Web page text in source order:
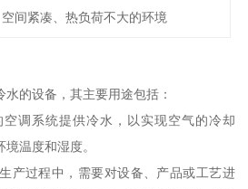
空间紧凑、热负荷不大的环境
的设备，其主要用途包括：
调系统提供冷水，以实现空气的冷却
温度和湿度。
产过程中，需要对设备、产品或工艺进